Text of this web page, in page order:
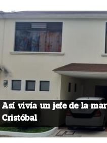
Así vivía un jefe de la
Cristóbal